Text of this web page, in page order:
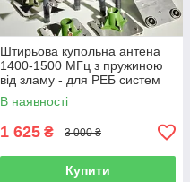
Штирьова купольна антена
1400-1500 МГц з пружиною
від зламу - для РЕБ систем
В наявності
1 625 ₴ 3 000 ₴
Купити